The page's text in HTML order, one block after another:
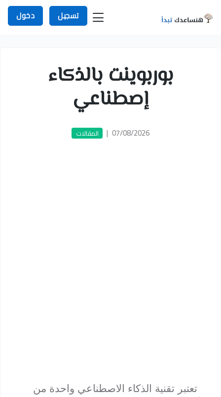
تسجيل دخول
بوربوينت بالذكاء
إصطناعي
07/08/2026
| المقالات
تعتبر تقنية الذكاء الاصطناعي واحدة من